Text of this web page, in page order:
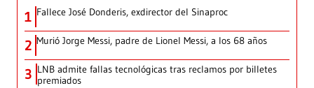
1 Fallece José Donderis, exdirector del Sinaproc
2 Murió Jorge Messi, padre de Lionel Messi, a los 68 años
3 LNB admite fallas tecnológicas tras reclamos por billetes
premiados